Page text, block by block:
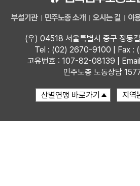
부설기관 민주노총 소개 오시는 길 이
(우) 04518 서울특별시 중구 정동
Tel : (02) 2670-9100 | Fax :
고유번호 : 107-82-08139 |
민주노총 노동상담